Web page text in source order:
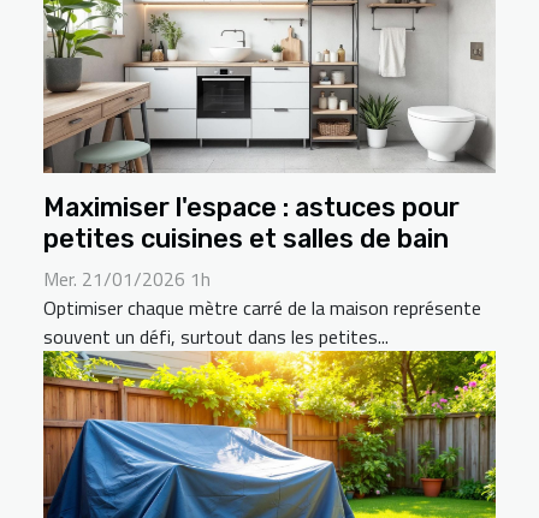
Maximiser l'espace : astuces pour
petites cuisines et salles de bain
Mer. 21/01/2026 1h
Optimiser chaque mètre carré de la maison représente
souvent un défi, surtout dans les petites...